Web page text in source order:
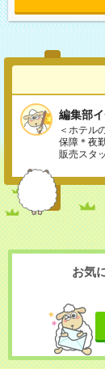
編集部
＜ホテル
保障＊夜
販売スタ
お気